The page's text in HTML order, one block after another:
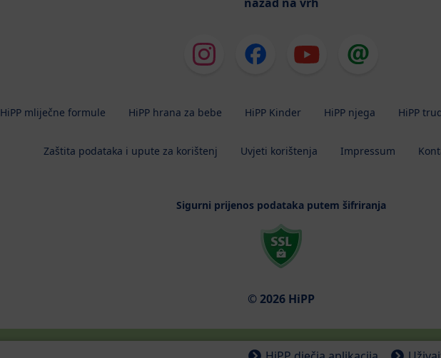
HiPP mliječne formule HiPP hrana za bebe HiPP Kinder HiPP njega HiPP
Zaštita podataka i upute za korištenj Uvjeti korištenja Impressum
Sigurni prijenos podataka putem šifriranja
© 2026 HiPP